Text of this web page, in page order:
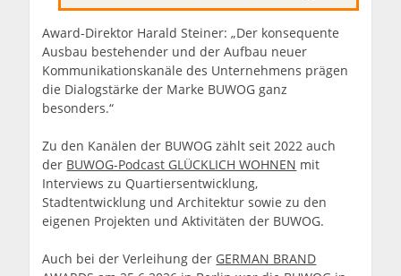
Award-Direktor Harald Steiner: „Der konsequente
Ausbau bestehender und der Aufbau neuer
Kommunikationskanäle des Unternehmens prägen
die Dialogstärke der Marke BUWOG ganz
besonders.“
Zu den Kanälen der BUWOG zählt seit 2022 auch
der BUWOG-Podcast GLÜCKLICH WOHNEN mit
Interviews zu Quartiersentwicklung,
Stadtentwicklung und Architektur sowie zu den
eigenen Projekten und Aktivitäten der BUWOG.
Auch bei der Verleihung der GERMAN BRAND